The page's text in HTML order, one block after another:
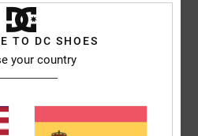
precio: 5 Talla: Talla perfecta
5
TO DC SHOES
your country